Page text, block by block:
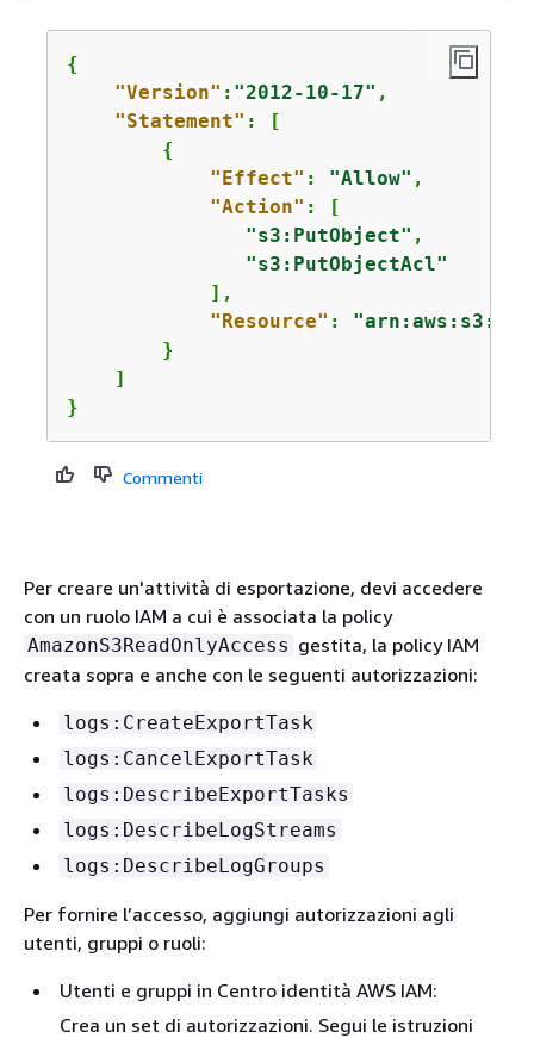
{
"Version" : "2012-10-17" ,
"Statement" : [
{
"Effect" : "Allow" ,
"Action" : [
"s3:PutObject" ,
"s3:PutObjectAcl"
            ],
"Resource" : "arn:aws:s3:::
        }
    ]
}
Commenti
Per creare un'attività di esportazione, devi accedere
con un ruolo IAM a cui è associata la policy
AmazonS3ReadOnlyAccess gestita, la policy IAM
creata sopra e anche con le seguenti autorizzazioni:
logs:CreateExportTask
logs:CancelExportTask
logs:DescribeExportTasks
logs:DescribeLogStreams
logs:DescribeLogGroups
Per fornire l’accesso, aggiungi autorizzazioni agli
utenti, gruppi o ruoli:
Utenti e gruppi in Centro identità AWS IAM:
Crea un set di autorizzazioni. Segui le istruzioni